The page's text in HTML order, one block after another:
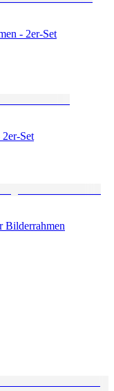
- 2er-Set
Set
Bilderrahmen